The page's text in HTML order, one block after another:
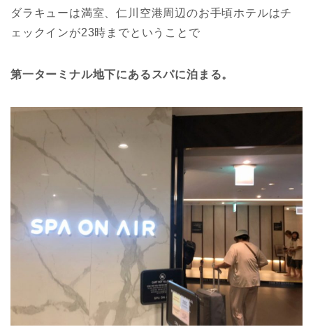
ダラキューは満室、仁川空港周辺のお手頃ホテルはチ
ェックインが23時までということで
第一ターミナル地下にあるスパに泊まる。